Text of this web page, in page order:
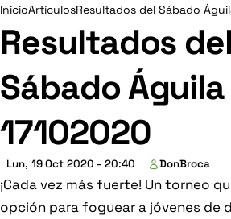
Ruta
de
navegación
InicioArtículosResultados del Sábado
Resultados del
Sábado Águila
17102020
Lun, 19 Oct 2020 - 20:40 DonBroca
¡Cada vez más fuerte! Un torneo
opción para foguear a jóvenes de